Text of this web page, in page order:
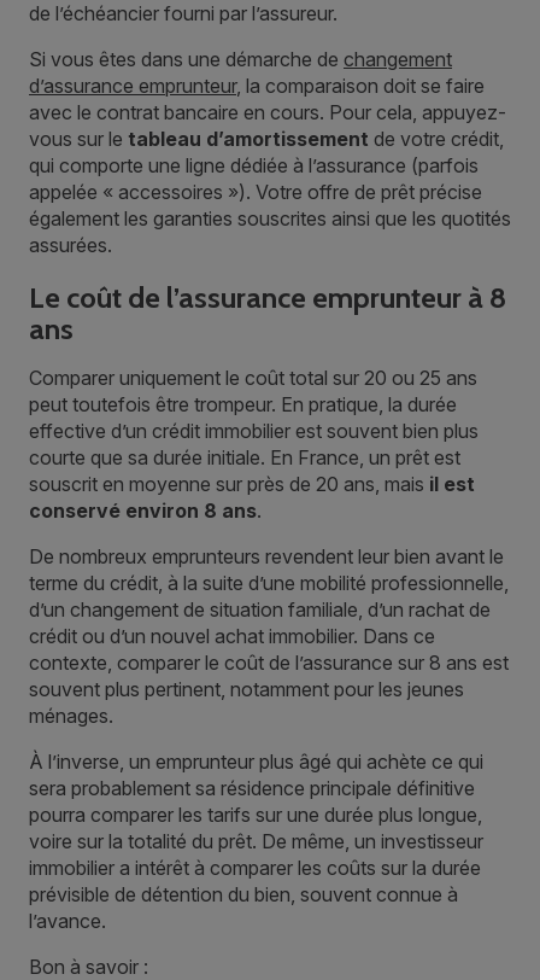
de l’échéancier fourni par l’assureur.
Si vous êtes dans une démarche de changement
d’assurance emprunteur, la comparaison doit se faire
avec le contrat bancaire en cours. Pour cela, appuyez-
vous sur le tableau d’amortissement de votre crédit,
qui comporte une ligne dédiée à l’assurance (parfois
appelée « accessoires »). Votre offre de prêt précise
également les garanties souscrites ainsi que les quotités
assurées.
Le coût de l’assurance emprunteur à 8
ans
Comparer uniquement le coût total sur 20 ou 25 ans
peut toutefois être trompeur. En pratique, la durée
effective d’un crédit immobilier est souvent bien plus
courte que sa durée initiale. En France, un prêt est
souscrit en moyenne sur près de 20 ans, mais il est
conservé environ 8 ans.
De nombreux emprunteurs revendent leur bien avant le
terme du crédit, à la suite d’une mobilité professionnelle,
d’un changement de situation familiale, d’un rachat de
crédit ou d’un nouvel achat immobilier. Dans ce
contexte, comparer le coût de l’assurance sur 8 ans est
souvent plus pertinent, notamment pour les jeunes
ménages.
À l’inverse, un emprunteur plus âgé qui achète ce qui
sera probablement sa résidence principale définitive
pourra comparer les tarifs sur une durée plus longue,
voire sur la totalité du prêt. De même, un investisseur
immobilier a intérêt à comparer les coûts sur la durée
prévisible de détention du bien, souvent connue à
l’avance.
Bon à savoir :